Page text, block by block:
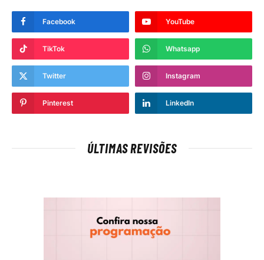
Facebook YouTube
TikTok Whatsapp
Twitter Instagram
Pinterest LinkedIn
ÚLTIMAS REVISÕES